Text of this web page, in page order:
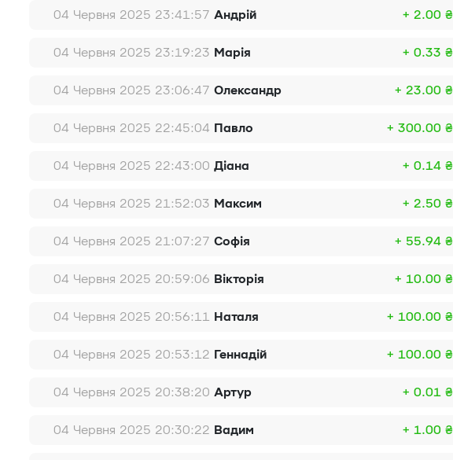
04 Червня 2025 23:41:57 Андрій + 2.00 ₴
04 Червня 2025 23:19:23 Марія + 0.33 ₴
04 Червня 2025 23:06:47 Олександр + 23.00 ₴
04 Червня 2025 22:45:04 Павло + 300.00 ₴
04 Червня 2025 22:43:00 Діана + 0.14 ₴
04 Червня 2025 21:52:03 Максим + 2.50 ₴
04 Червня 2025 21:07:27 Софія + 55.94 ₴
04 Червня 2025 20:59:06 Вікторія + 10.00 ₴
04 Червня 2025 20:56:11 Наталя + 100.00 ₴
04 Червня 2025 20:53:12 Геннадій + 100.00 ₴
04 Червня 2025 20:38:20 Артур + 0.01 ₴
04 Червня 2025 20:30:22 Вадим + 1.00 ₴